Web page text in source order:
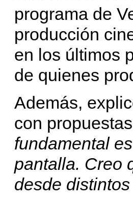
programa de
producción
en los últimos
de quienes
Además,
con
fundamental
pantalla. Creo
desde